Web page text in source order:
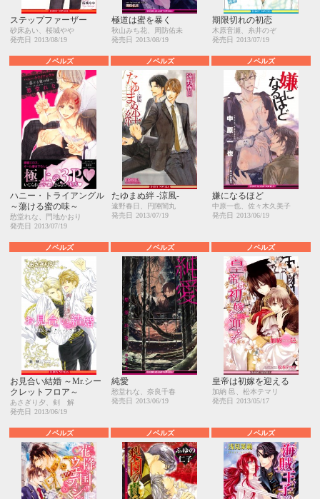
ステップファーザー
砂床あい、桜城やや
発売日
2013/08/19
極道は蜜を暴く
秋山みち花、周防佑未
発売日
2013/08/19
期限切れの初恋
木原音瀬、糸井のぞ
発売日
2013/07/19
ノベルズ
ハニー・トライアングル
～蕩ける蜜の味～
愁堂れな、門地かおり
発売日
2013/07/19
ノベルズ
たゆまぬ絆 ‐涼風‐
遠野春日、円陣闇丸
発売日
2013/07/19
ノベルズ
嫌になるほど
中原一也、佐々木久美子
発売日
2013/06/19
ノベルズ
お見合い結婚 ～Mr.シー
クレットフロア～
あさぎり夕、剣 解
発売日 2013/06/19
ノベルズ
純愛
愁堂れな、奈良千春
発売日 2013/06/19
ノベルズ
皇帝は初嫁を迎える
加納 邑、松本テマリ
発売日 2013/05/17
ノベルズ ノベルズ ノベルズ